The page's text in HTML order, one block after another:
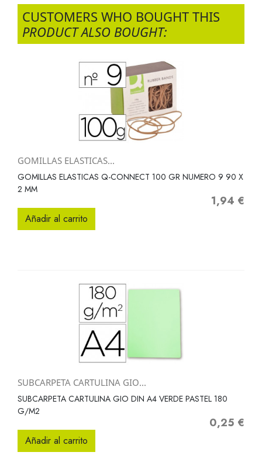
CUSTOMERS WHO BOUGHT THIS
PRODUCT ALSO BOUGHT:
GOMILLAS ELASTICAS...
GOMILLAS ELASTICAS Q-CONNECT 100 GR NUMERO 9 90 X
2 MM
Precio
1,94 €
Añadir al carrito
SUBCARPETA CARTULINA GIO...
SUBCARPETA CARTULINA GIO DIN A4 VERDE PASTEL 180
G/M2
Precio
0,25 €
Añadir al carrito